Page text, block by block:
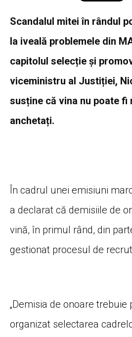
Scandalul mitei în rândul
la iveală problemele din
capitolul selecție și
viceministru al Justiției,
susține că vina nu poate fi
anchetați.
În cadrul unei emisiuni
a declarat că demisiile de
vină, în primul rând, din
gestionat procesul de
„Demisia de onoare trebuie
organizat selectarea